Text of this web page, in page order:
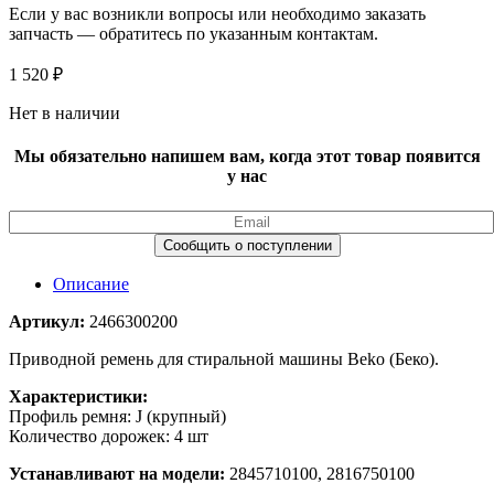
Если у вас возникли вопросы или необходимо заказать
запчасть — обратитесь по указанным контактам.
1 520 ₽
Нет в наличии
Мы обязательно напишем вам, когда этот товар появится
у нас
Описание
Артикул: 2466300200
Приводной ремень для стиральной машины Beko (Беко).
Характеристики:
Профиль ремня: J (крупный)
Количество дорожек: 4 шт
Устанавливают на модели: 2845710100, 2816750100